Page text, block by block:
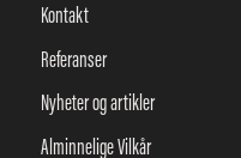
Kontakt
Referanser
Nyheter og artikler
Alminnelige Vilkår